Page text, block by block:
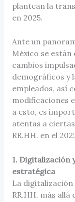
plantean la
en 2025.
Ante un
México se
cambios
demográficos y
empleados, así
modificaciones
a esto, es
atentas a
RR.HH. en el
1. Digitalización
estratégica
La digitalización
RR.HH. más